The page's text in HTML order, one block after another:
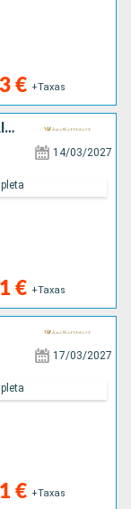
€ +Taxas
SUÍÇO, FRANÇA, ALEMANHA, REPÚBLICA DOMINICANA, HOLANDA
14/03/2027
€ +Taxas
17/03/2027
€ +Taxas